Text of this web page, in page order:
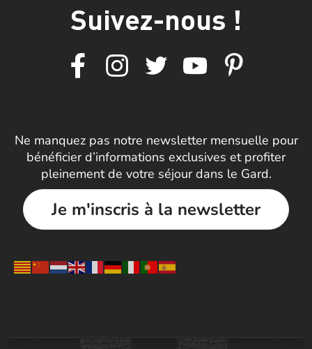
Suivez-nous !
Ne manquez pas notre newsletter mensuelle pour
bénéficier d’informations exclusives et profiter
pleinement de votre séjour dans le Gard.
Je m'inscris à la newsletter